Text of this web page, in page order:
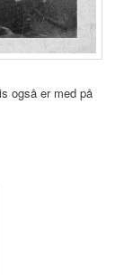
også er med på